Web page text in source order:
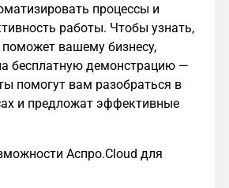
процессы и
работы. Чтобы узнать,
вашему бизнесу,
бесплатную демонстрацию —
помогут вам разобраться в
и предложат эффективные
Аспро.Cloud для